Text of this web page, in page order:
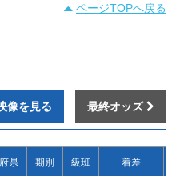
ページTOPへ戻る
像を見る 最終オッズ
府県 期別 級班 着差